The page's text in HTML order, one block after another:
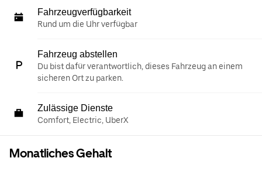
Fahrzeugverfügbarkeit
Rund um die Uhr verfügbar
Fahrzeug abstellen
Du bist dafür verantwortlich, dieses Fahrzeug an einem
sicheren Ort zu parken.
Zulässige Dienste
Comfort, Electric, UberX
Monatliches Gehalt